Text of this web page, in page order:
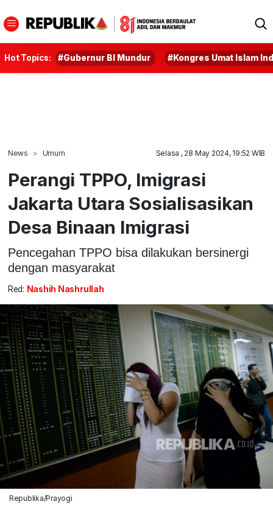
Hot Topics: #Gubernur BI Mundur #Kongres Umat Islam
News Umum Selasa , 28 May 2024, 19:52 WIB
Perangi TPPO, Imigrasi
Jakarta Utara Sosialisasikan
Desa Binaan Imigrasi
Pencegahan TPPO bisa dilakukan bersinergi
dengan masyarakat
Red: Nashih Nashrullah
Republika/Prayogi